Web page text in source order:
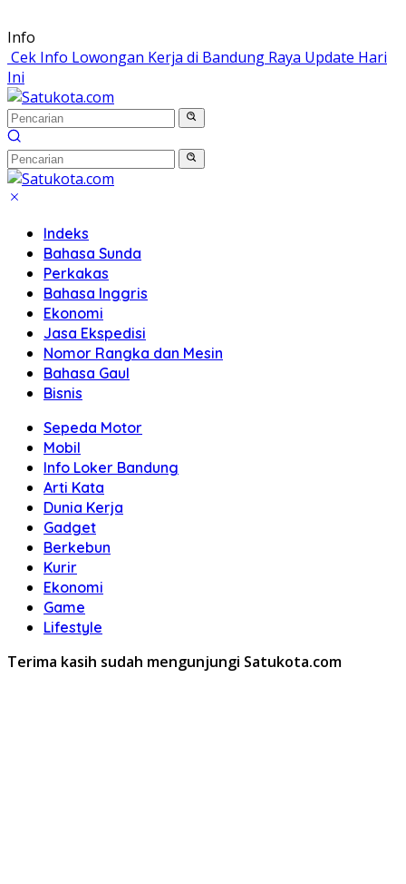
Langsung
ke
konten
Info
Cek Info Lowongan Kerja di Bandung Raya Update Hari
Ini
Indeks
Bahasa Sunda
Perkakas
Bahasa Inggris
Ekonomi
Jasa Ekspedisi
Nomor Rangka dan Mesin
Bahasa Gaul
Bisnis
Sepeda Motor
Mobil
Info Loker Bandung
Arti Kata
Dunia Kerja
Gadget
Berkebun
Kurir
Ekonomi
Game
Lifestyle
Terima kasih sudah mengunjungi Satukota.com